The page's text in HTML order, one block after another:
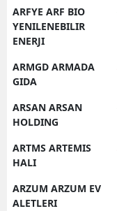
ARFYE ARF BIO
YENILENEBILIR
ENERJI
ARMGD ARMADA
GIDA
ARSAN ARSAN
HOLDING
ARTMS ARTEMIS
HALI
ARZUM ARZUM EV
ALETLERI